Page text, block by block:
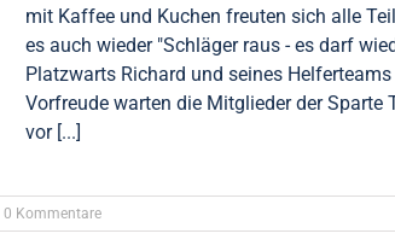
mit Kaffee und Kuchen freuten sich alle
es auch wieder "Schläger raus - es darf
Platzwarts Richard und seines
Vorfreude warten die Mitglieder der
vor [...]
0 Kommentare